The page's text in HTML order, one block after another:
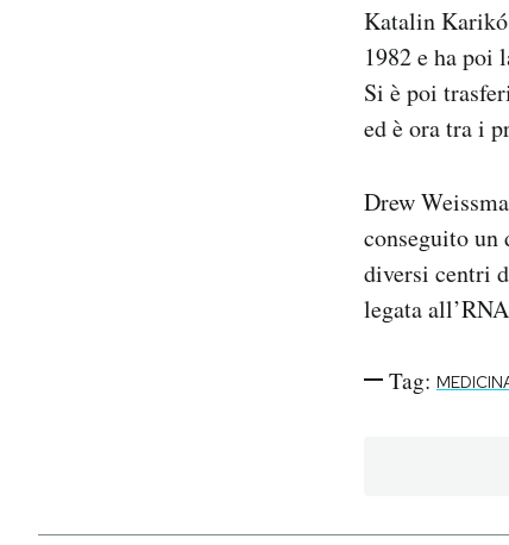
Katalin Karikó
1982 e ha poi
Si è poi
ed è ora tra i
Drew
conseguito
diversi centri
legata
Tag: